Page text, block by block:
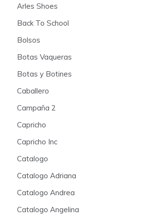
Arles Shoes
Back To School
Bolsos
Botas Vaqueras
Botas y Botines
Caballero
Campaña 2
Capricho
Capricho Inc
Catalogo
Catalogo Adriana
Catalogo Andrea
Catalogo Angelina